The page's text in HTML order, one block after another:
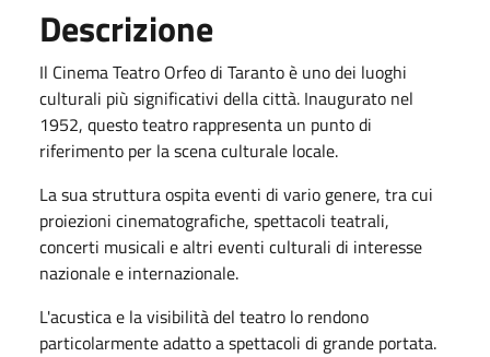
Descrizione
Il Cinema Teatro Orfeo di Taranto è uno dei luoghi
culturali più significativi della città. Inaugurato nel
1952, questo teatro rappresenta un punto di
riferimento per la scena culturale locale.
La sua struttura ospita eventi di vario genere, tra cui
proiezioni cinematografiche, spettacoli teatrali,
concerti musicali e altri eventi culturali di interesse
nazionale e internazionale.
L'acustica e la visibilità del teatro lo rendono
particolarmente adatto a spettacoli di grande portata.